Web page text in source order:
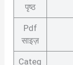
पृष्ठ
Pdf
साइज़
Categ